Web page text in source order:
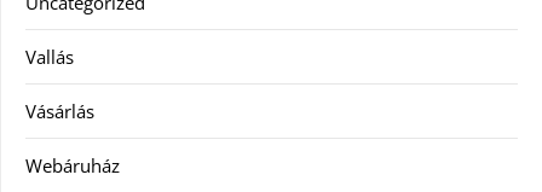
Vallás
Vásárlás
Webáruház